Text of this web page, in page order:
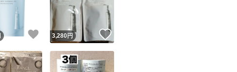
＆安心発送
このユーザーは高頻度で24時間以内＆設定した発送日数内に発送してい
ます
発送 このユーザーは高頻度で24時間以内に発送しています
いいね！
3,280円